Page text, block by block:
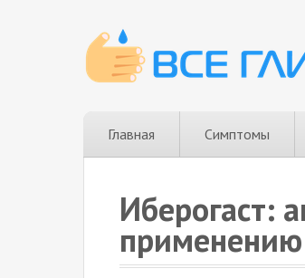
Главная Симптомы
Иберогаст:
применению